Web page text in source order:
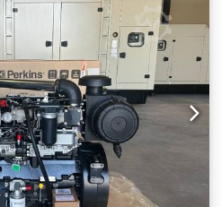
1x Ajuste del cilindro
1323 1x Cilindro hidráulico
de cilindro hidráulico
con cilindro hidráulico 540-
550-1473/625-7594 1x caja
enfriador de aceite 589-1115
0288 1x bloque de
de succión 637-6650 1x
1x anillo de giro 550-4954
cardán 517-0000 1x grupo de
dirección 331-13-95 1x eje